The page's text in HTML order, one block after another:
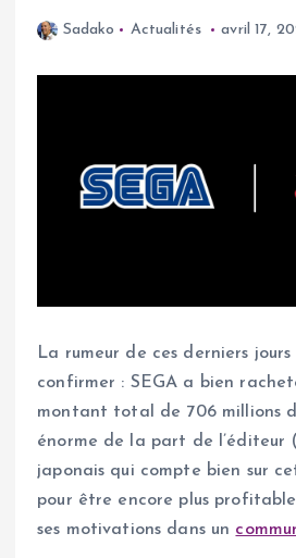
Sadako Actualités avril 17,
La rumeur de ces derniers
confirmer : SEGA a bien
montant total de 706 millions
énorme de la part de l’éditeur
japonais qui compte bien sur
pour être encore plus
ses motivations dans un